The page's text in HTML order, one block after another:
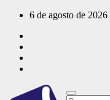
Saltar
contenido
6 de agosto de 2026